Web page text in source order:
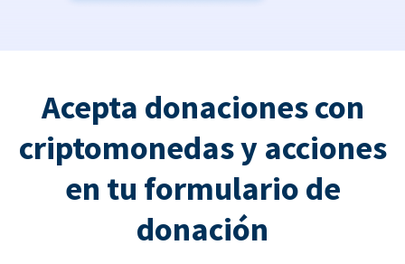
Acepta donaciones con
criptomonedas y acciones
en tu formulario de
donación